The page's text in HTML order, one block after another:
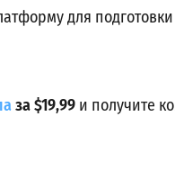
для подготовки
за $19,99 и получите